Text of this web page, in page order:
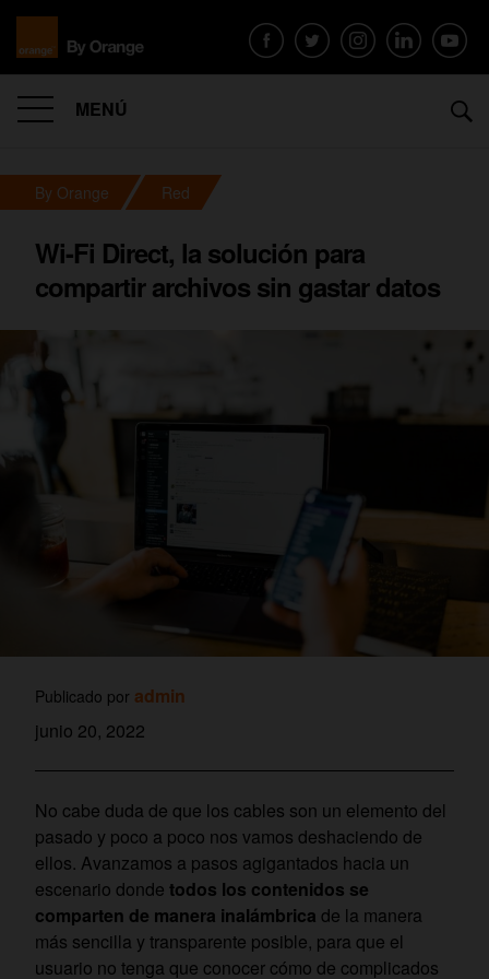
MENÚ
By Orange Red
Wi-Fi Direct, la solución para
compartir archivos sin gastar datos
Publicado por admin
junio 20, 2022
No cabe duda de que los cables son un elemento del
pasado y poco a poco nos vamos deshaciendo de
ellos. Avanzamos a pasos agigantados hacia un
escenario donde todos los contenidos se
comparten de manera inalámbrica de la manera
más sencilla y transparente posible, para que el
usuario no tenga que conocer cómo de complicados